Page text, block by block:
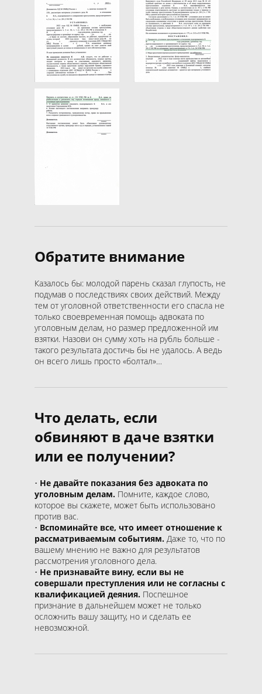
Обратите внимание
Казалось бы: молодой парень сказал глупость, не
подумав о последствиях своих действий. Между
тем от уголовной ответственности его спасла не
только своевременная помощь адвоката по
уголовным делам, но размер предложенной им
взятки. Назови он сумму хоть на рубль больше -
такого результата достичь бы не удалось. А ведь
он всего лишь просто «болтал»…
Что делать, если
обвиняют в даче взятки
или ее получении?
Не давайте показания без адвоката по
уголовным делам. Помните, каждое слово,
которое вы скажете, может быть использовано
против вас.
Вспоминайте все, что имеет отношение к
рассматриваемым событиям. Даже то, что по
вашему мнению не важно для результатов
рассмотрения уголовного дела.
Не признавайте вину, если вы не
совершали преступления или не согласны с
квалификацией деяния. Поспешное
признание в дальнейшем может не только
осложнить вашу защиту, но и сделать ее
невозможной.